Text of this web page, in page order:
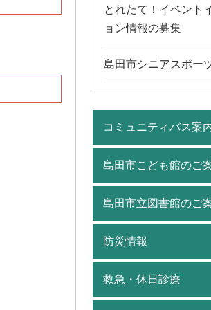
とれたて！イベント
ョン情報の募集
島田市シニアスポー
コミュニティバス案
島田市こども館のご
島田市立図書館のご
防災情報
救急・休日診療